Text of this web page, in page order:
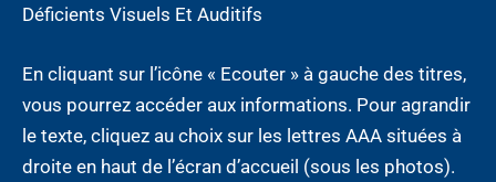
Déficients Visuels Et Auditifs
En cliquant sur l’icône « Ecouter » à gauche des titres,
vous pourrez accéder aux informations. Pour agrandir
le texte, cliquez au choix sur les lettres AAA situées à
droite en haut de l’écran d’accueil (sous les photos).